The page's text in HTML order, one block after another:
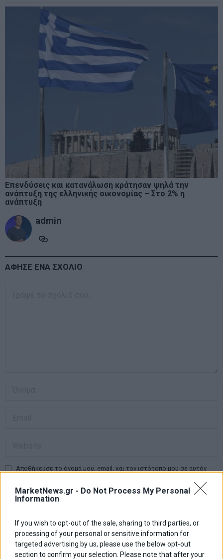
MarketNews.gr - Do Not Process My Personal
Information
If you wish to opt-out of the sale, sharing to third parties, or
processing of your personal or sensitive information for
targeted advertising by us, please use the below opt-out
section to confirm your selection. Please note that after your
Επενδύσεις και κατανάλωση κράτησαν ψηλά την
ανάπτυξη της ελληνικής οικονομίας – Στο 2% η
ανάπτυξη
admin
ΑΦΗΣΕ ΕΝΑ ΣΧΟΛΙΟ
Αποθήκευσε το όνομά μου, email, και τον ιστότοπο μου σε αυτόν
Πλοήγηση
άρθρων
ΠΡΟΗΓΟΥΜΕΝΟ ΑΡΘΡΟ
Previous
post:
Ισχυρότατα κέρδη για τα
commodity currencies
ΕΠΟΜΕΝΟ ΑΡΘΡΟ
Γιατί οι τράπεζες
φοβούνται τους
πλειστηριασμούς